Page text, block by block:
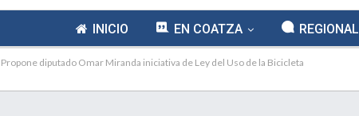
INICIO EN COATZA REGIONAL
Propone diputado Omar Miranda iniciativa de Ley del Uso de la Bicicleta